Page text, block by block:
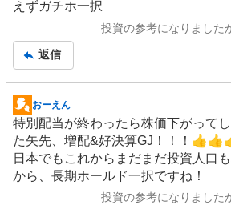
板
えずガチホ一択
投資の参考になりました
返信
掲
示
板
記
事
おーえん
特別配当が終わったら株価下がって
た矢先、増配&好決算GJ！！！
日本でもこれからまだまだ投資人口
から、長期ホールド一択ですね！
投資の参考になりました